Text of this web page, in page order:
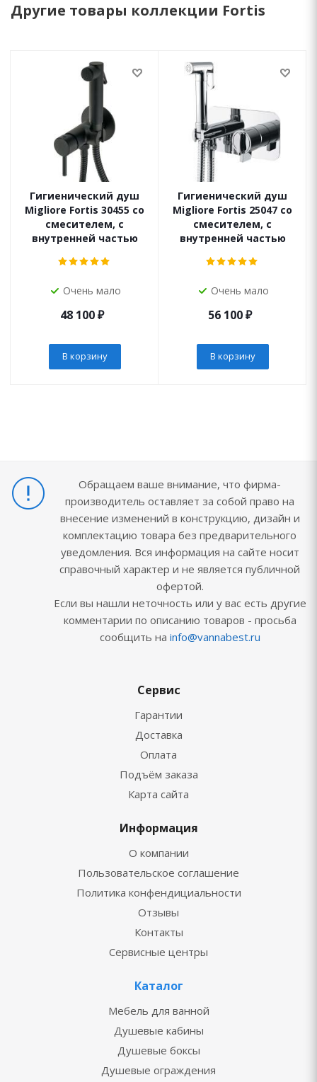
Другие товары коллекции Fortis
Гигиенический душ
Migliore Fortis 30455 со
смесителем, с
внутренней частью
Очень мало
48 100₽
В корзину
Гигиенический душ
Migliore Fortis 25047 со
смесителем, с
внутренней частью
Очень мало
56 100₽
В корзину
Обращаем ваше внимание, что фирма-
производитель оставляет за собой право на
внесение изменений в конструкцию, дизайн и
комплектацию товара без предварительного
уведомления. Вся информация на сайте носит
справочный характер и не является публичной
офертой.
Если вы нашли неточность или у вас есть другие
комментарии по описанию товаров - просьба
сообщить на info@vannabest.ru
Сервис
Гарантии
Доставка
Оплата
Подъём заказа
Карта сайта
Информация
О компании
Пользовательское соглашение
Политика конфендициальности
Отзывы
Контакты
Сервисные центры
Каталог
Мебель для ванной
Душевые кабины
Душевые боксы
Душевые ограждения